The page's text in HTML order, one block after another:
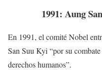
1991: Aung
En 1991, el comité Nobel
San Suu Kyi “por su
derechos humanos”.